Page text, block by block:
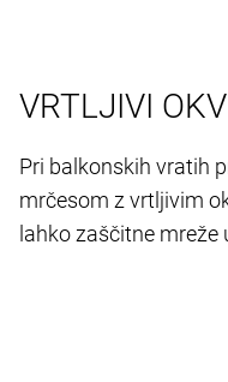
VRTLJIVI
Pri balkonskih vratih
mrčesom z vrtljivim
lahko zaščitne mreže